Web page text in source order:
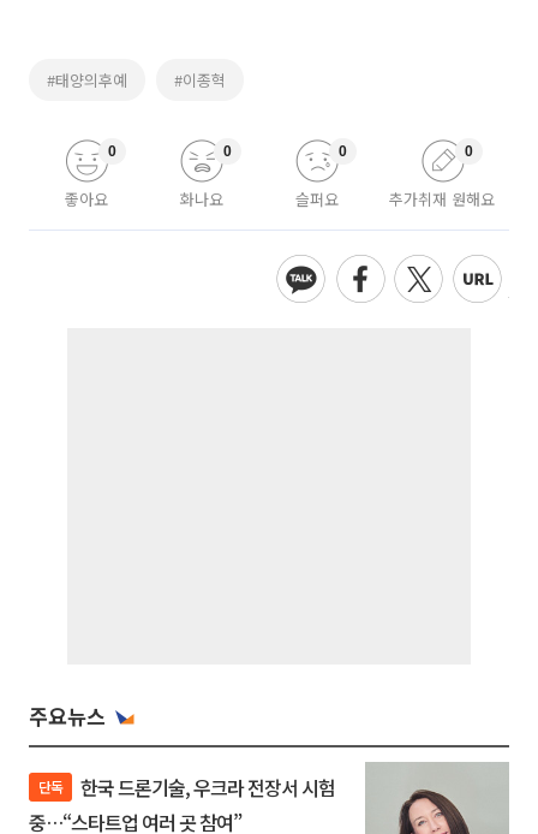
#태양의후예 #이종혁
좋아요
0
화나요
0
슬퍼요
0
추가취재 원해요
0
주요뉴스
단독
중…“스타트업 여러 곳 참여”